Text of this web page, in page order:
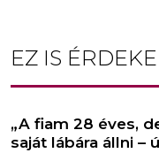
EZ IS
„A fiam 28 éves,
saját lábára állni –